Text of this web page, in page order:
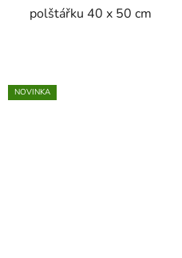
polštářku 40 x 50 cm
NOVINKA